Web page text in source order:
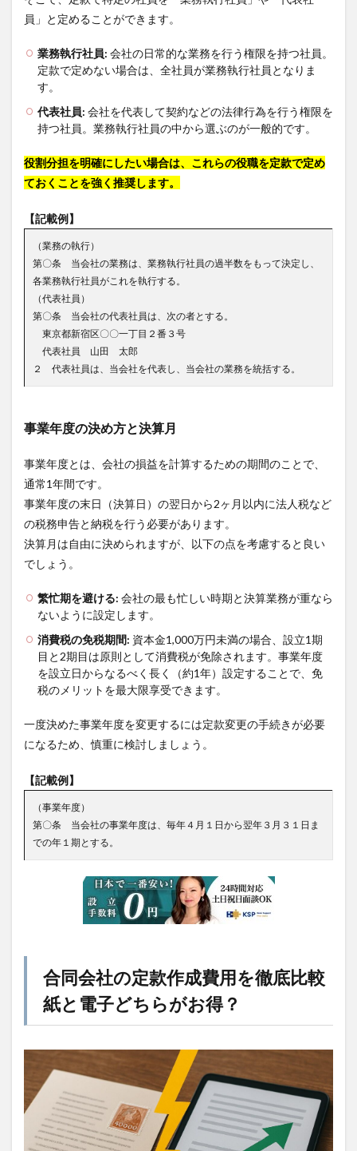
員」と定めることができます。
業務執行社員: 会社の日常的な業務を行う権限を持つ社員。
定款で定めない場合は、全社員が業務執行社員となりま
す。
代表社員: 会社を代表して契約などの法律行為を行う権限を
持つ社員。業務執行社員の中から選ぶのが一般的です。
役割分担を明確にしたい場合は、これらの役職を定款で定め
ておくことを強く推奨します。
【記載例】
（業務の執行）
第〇条 当会社の業務は、業務執行社員の過半数をもって決定し、
各業務執行社員がこれを執行する。
（代表社員）
第〇条 当会社の代表社員は、次の者とする。
東京都新宿区〇〇一丁目２番３号
代表社員 山田 太郎
２ 代表社員は、当会社を代表し、当会社の業務を統括する。
事業年度の決め方と決算月
事業年度とは、会社の損益を計算するための期間のことで、
通常1年間です。
事業年度の末日（決算日）の翌日から2ヶ月以内に法人税など
の税務申告と納税を行う必要があります。
決算月は自由に決められますが、以下の点を考慮すると良い
でしょう。
繁忙期を避ける: 会社の最も忙しい時期と決算業務が重なら
ないように設定します。
消費税の免税期間: 資本金1,000万円未満の場合、設立1期
目と2期目は原則として消費税が免除されます。事業年度
を設立日からなるべく長く（約1年）設定することで、免
税のメリットを最大限享受できます。
一度決めた事業年度を変更するには定款変更の手続きが必要
になるため、慎重に検討しましょう。
【記載例】
（事業年度）
第〇条 当会社の事業年度は、毎年４月１日から翌年３月３１日ま
での年１期とする。
合同会社の定款作成費用を徹底比較
紙と電子どちらがお得？